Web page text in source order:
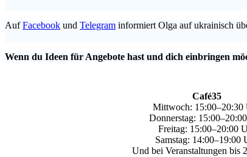
AufFacebook und Telegram informiert Olga auf ukrainisch
Wenn du Ideen für Angebote hast und dich einbringen
Café35
Mittwoch: 15:00–20:30
Donnerstag:
Freitag: 15:00–20:00
Samstag: 14:00–19:00
Und bei Veranstaltungen bis